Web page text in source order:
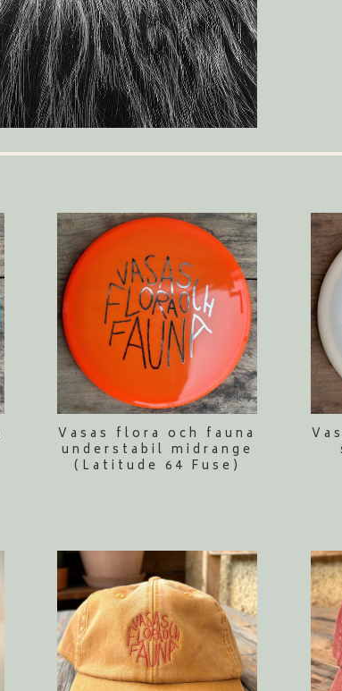
Vasas flora och fauna
understabil midrange
(Latitude 64 Fuse)